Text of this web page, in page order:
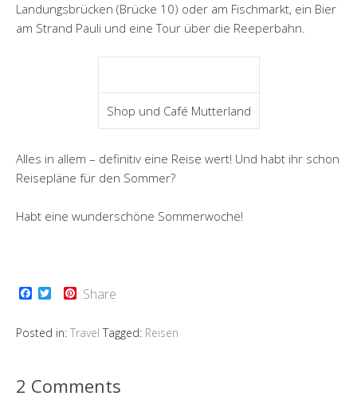
Landungsbrücken (Brücke 10) oder am Fischmarkt, ein Bier
am Strand Pauli und eine Tour über die Reeperbahn.
Shop und Café Mutterland
Alles in allem – definitiv eine Reise wert! Und habt ihr schon
Reisepläne für den Sommer?
Habt eine wunderschöne Sommerwoche!
F
e
k
t
P
t
s
t
Share
Posted in: Travel Tagged: Reisen
2 Comments